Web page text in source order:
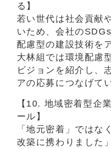
る】
若い世代は社会貢献
いため、会社の
配慮型の建設技術を
大林組では環境配慮
ビジョンを紹介し、
アの応募につなげて
【10. 地域密着型企
ール】
「地元密着」ではな
改築に携わりました